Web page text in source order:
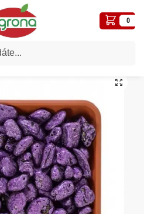
0
/ Dekoračný štrk Mirage Purple 8/16mm 5kg – fialový